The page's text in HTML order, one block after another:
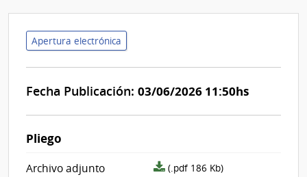
Apertura electrónica
Fecha Publicación: 03/06/2026 11:50hs
Pliego
Archivo adjunto
archivo
(.pdf 186 Kb)